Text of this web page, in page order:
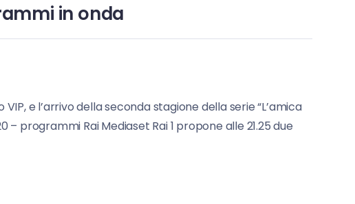
in onda
e l’arrivo della seconda stagione della serie “L’amica
programmi Rai Mediaset Rai 1 propone alle 21.25 due